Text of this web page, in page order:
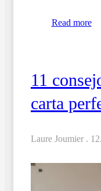
Read more
11
carta
Laure Joumier .